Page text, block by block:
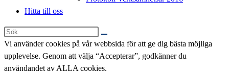
Hitta till oss
Sök
på
denna
webbplats
Vi använder cookies på vår webbsida för att ge dig bästa möjliga
upplevelse. Genom att välja “Accepterar”, godkänner du
användandet av ALLA cookies.